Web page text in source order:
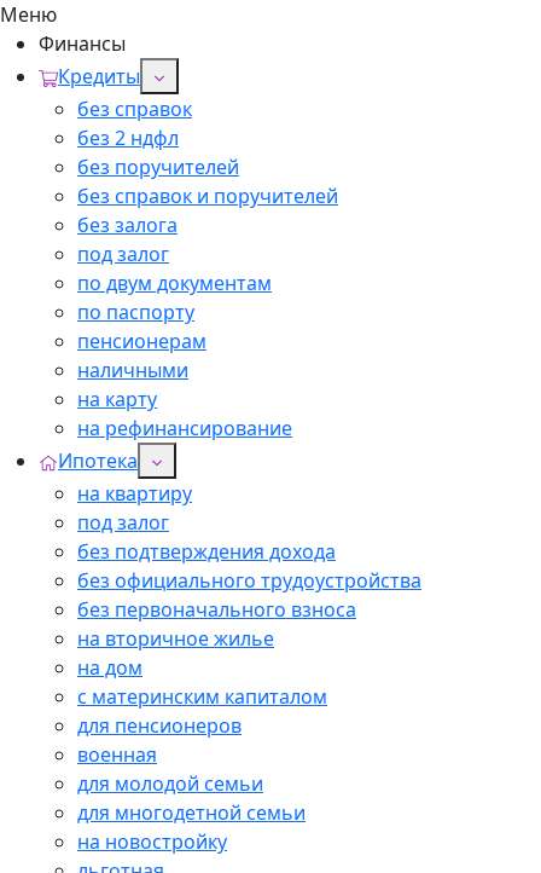
Меню
Финансы
Кредиты
без справок
без 2 ндфл
без поручителей
без справок и поручителей
без залога
под залог
по двум документам
по паспорту
пенсионерам
наличными
на карту
на рефинансирование
Ипотека
на квартиру
под залог
без подтверждения дохода
без официального трудоустройства
без первоначального взноса
на вторичное жилье
на дом
с материнским капиталом
для пенсионеров
военная
для молодой семьи
для многодетной семьи
на новостройку